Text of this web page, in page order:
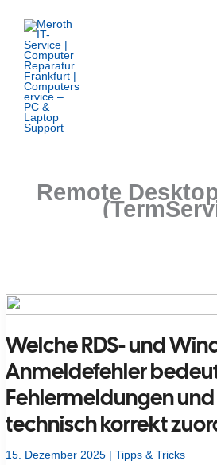
Inhalt
springen
Remote
Welche RDS- und
Anmeldefehler
Fehlermeldungen
technisch korrekt
15. Dezember 2025 |Tipps & Tricks